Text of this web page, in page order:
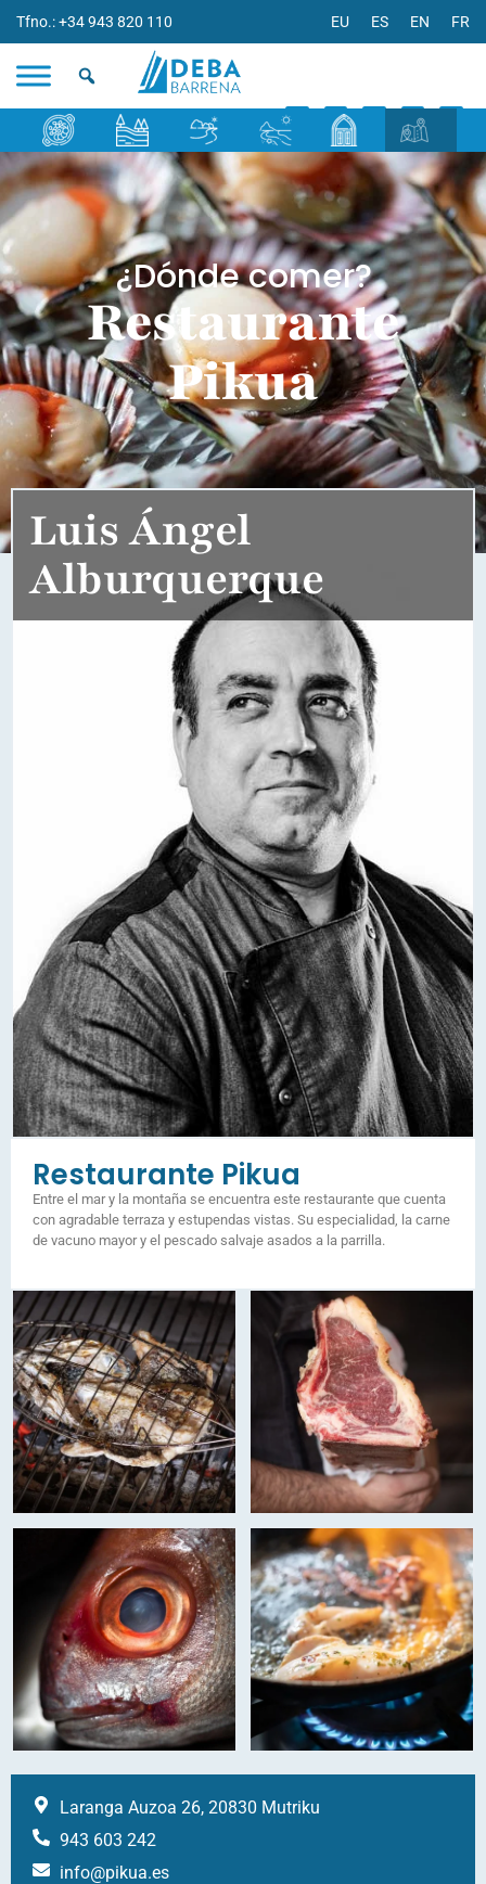
Tfno.: +34 943 820 110 EU ES EN FR
¿Dónde comer?
Restaurante
Pikua
Luis Ángel
Alburquerque
Restaurante Pikua
Entre el mar y la montaña se encuentra este restaurante que cuenta
con agradable terraza y estupendas vistas. Su especialidad, la carne
de vacuno mayor y el pescado salvaje asados a la parrilla.
Laranga Auzoa 26, 20830 Mutriku
943 603 242
info@pikua.es